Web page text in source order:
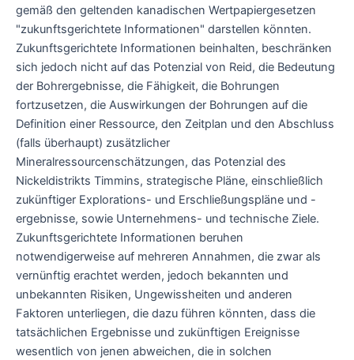
gemäß den geltenden kanadischen Wertpapiergesetzen
"zukunftsgerichtete Informationen" darstellen könnten.
Zukunftsgerichtete Informationen beinhalten, beschränken
sich jedoch nicht auf das Potenzial von Reid, die Bedeutung
der Bohrergebnisse, die Fähigkeit, die Bohrungen
fortzusetzen, die Auswirkungen der Bohrungen auf die
Definition einer Ressource, den Zeitplan und den Abschluss
(falls überhaupt) zusätzlicher
Mineralressourcenschätzungen, das Potenzial des
Nickeldistrikts Timmins, strategische Pläne, einschließlich
zukünftiger Explorations- und Erschließungspläne und -
ergebnisse, sowie Unternehmens- und technische Ziele.
Zukunftsgerichtete Informationen beruhen
notwendigerweise auf mehreren Annahmen, die zwar als
vernünftig erachtet werden, jedoch bekannten und
unbekannten Risiken, Ungewissheiten und anderen
Faktoren unterliegen, die dazu führen könnten, dass die
tatsächlichen Ergebnisse und zukünftigen Ereignisse
wesentlich von jenen abweichen, die in solchen